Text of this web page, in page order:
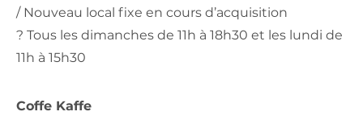
/ Nouveau local fixe en cours d’acquisition
? Tous les dimanches de 11h à 18h30 et les lundi de
11h à 15h30
Coffe Kaffe